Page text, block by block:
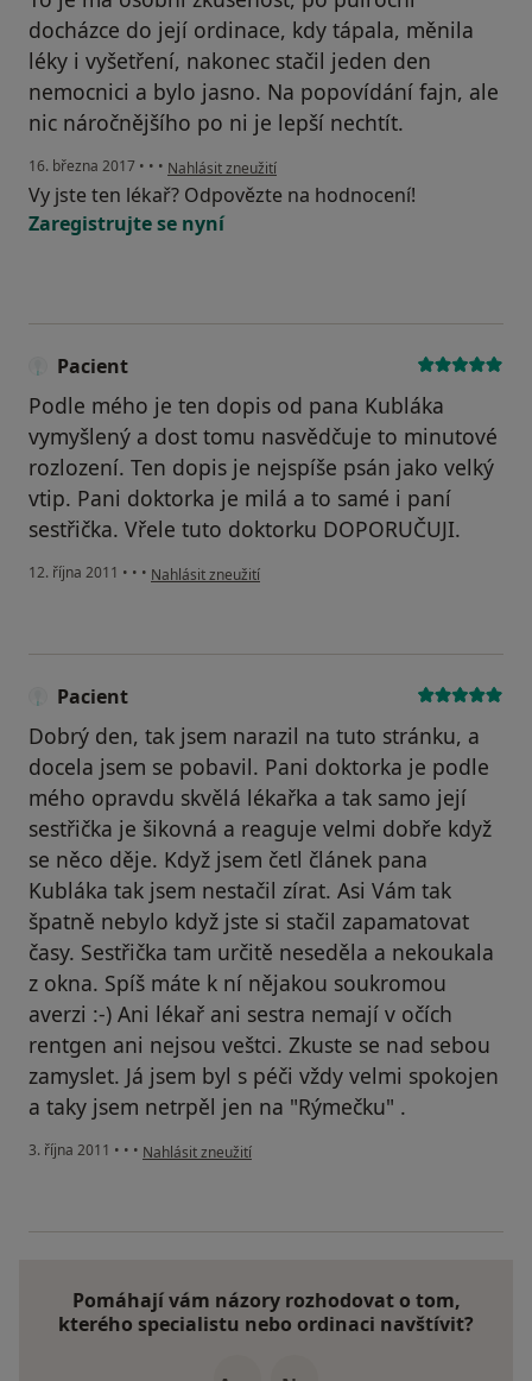
docházce do její ordinace, kdy tápala, měnila
léky i vyšetření, nakonec stačil jeden den
nemocnici a bylo jasno. Na popovídání fajn, ale
nic náročnějšího po ni je lepší nechtít.
16. března 2017 • • • podle názoru uživatele Váš účet byl odstraněn
Nahlásit zneužití
Vy jste ten lékař? Odpovězte na hodnocení!
Zaregistrujte se nyní
Pacient
Podle mého je ten dopis od pana Kubláka
vymyšlený a dost tomu nasvědčuje to minutové
rozlození. Ten dopis je nejspíše psán jako velký
vtip. Pani doktorka je milá a to samé i paní
sestřička. Vřele tuto doktorku DOPORUČUJI.
12. října 2011 • • • podle názoru uživatele Pacient
Nahlásit zneužití
Pacient
Dobrý den, tak jsem narazil na tuto stránku, a
docela jsem se pobavil. Pani doktorka je podle
mého opravdu skvělá lékařka a tak samo její
sestřička je šikovná a reaguje velmi dobře když
se něco děje. Když jsem četl článek pana
Kubláka tak jsem nestačil zírat. Asi Vám tak
špatně nebylo když jste si stačil zapamatovat
časy. Sestřička tam určitě neseděla a nekoukala
z okna. Spíš máte k ní nějakou soukromou
averzi :-) Ani lékař ani sestra nemají v očích
rentgen ani nejsou veštci. Zkuste se nad sebou
zamyslet. Já jsem byl s péči vždy velmi spokojen
a taky jsem netrpěl jen na "Rýmečku" .
3. října 2011 • • • podle názoru uživatele Pacient
Nahlásit zneužití
Pomáhají vám názory rozhodovat o tom,
kterého specialistu nebo ordinaci navštívit?